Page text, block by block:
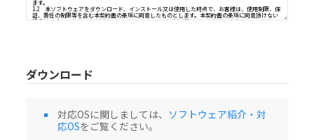
ソフトウェア（以下、「本ソフトウェア」という）使用許諾契
フトウェアをインストールする場合、お客様とはその所属される企業又は団体を指し
ソフトウェアをインストール又は使用されることについて、お客様と村田機械株式会
れた、若しくは提供されたすべての修正、バグ修正、強化、アップデート及びその他
ます。
1.2 本ソフトウェアをダウンロード、インストール又は使用した時点で、お客様は、
ダウンロード
対応OSに関しましては、 ソフトウェア紹介・対
応OSをご覧ください。